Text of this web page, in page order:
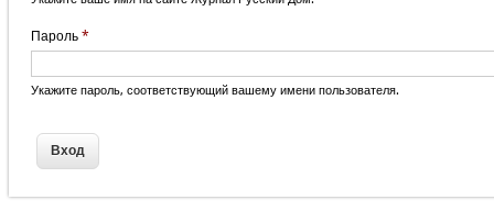
Пароль *
Укажите пароль, соответствующий вашему имени пользователя.